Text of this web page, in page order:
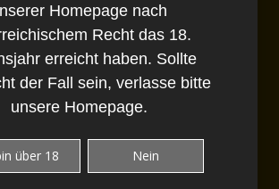
Webseite enthält Bilder und Texte,
welche explizit Pornografische
Darstellungen enthalten.
daher für den Besuch unserer
nach österreichischem Recht das
erreicht haben. Sollte dies
der Fall sein, verlasse bitte unsere
Homepage nach
Recht das 18.
erreicht haben. Sollte
der Fall sein, verlasse bitte
unsere Homepage.
über 18 Nein